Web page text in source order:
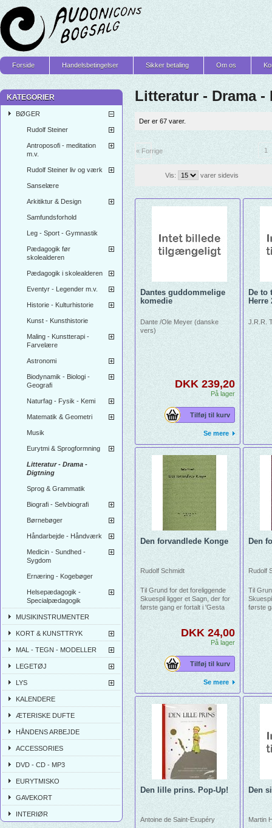
Forside Handelsbetingelser Sikker betaling Om os
KATEGORIER
BØGER
Rudolf Steiner
Antroposofi - meditation
m.v.
Rudolf Steiner liv og værk
Sanselære
Arkitiktur & Design
Samfundsforhold
Leg - Sport - Gymnastik
Pædagogik før
skolealderen
Pædagogik i skolealderen
Eventyr - Legender m.v.
Historie - Kulturhistorie
Kunst - Kunsthistorie
Maling - Kunstterapi -
Farvelære
Astronomi
Biodynamik - Biologi -
Geografi
Naturfag - Fysik - Kemi
Matematik & Geometri
Musik
Eurytmi & Sprogformning
Litteratur - Drama -
Digtning
Sprog & Grammatik
Biografi - Selvbiografi
Børnebøger
Håndarbejde - Håndværk
Medicin - Sundhed -
Sygdom
Ernæring - Kogebøger
Helsepædagogik -
Specialpædagogik
MUSIKINSTRUMENTER
KORT & KUNSTTRYK
MAL - TEGN - MODELLER
LEGETØJ
LYS
KALENDERE
ÆTERISKE DUFTE
HÅNDENS ARBEJDE
ACCESSORIES
DVD - CD - MP3
EURYTMISKO
GAVEKORT
INTERIØR
Litteratur - Drama
Der er 67 varer.
« Forrige 1
Vis: varer sidevis
Dantes guddommelige
komedie
Dante /Ole Meyer (danske
vers)
DKK 239,20
På lager
Tilføj til kurv
Se mere
De to
Herre
J.R.R.
Den forvandlede Konge
Rudolf Schmidt
Til Grund for det foreliggende
Skuespil ligger et Sagn, der for
første gang er fortalt i 'Gesta
DKK 24,00
På lager
Tilføj til kurv
Se mere
Den
Rudolf
Til
første
Den lille prins. Pop-Up!
Antoine de Saint-Exupéry
Den
Martin